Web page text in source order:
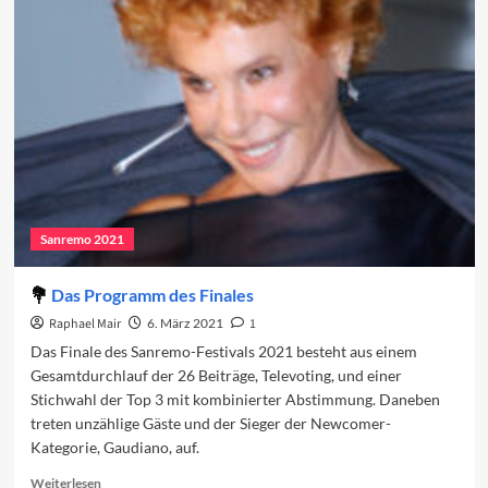
auf
Sanremo 2021
Das Programm des Finales
Raphael Mair 6. März 2021
1
Das Finale des Sanremo-Festivals 2021 besteht aus einem
Gesamtdurchlauf der 26 Beiträge, Televoting, und einer
Stichwahl der Top 3 mit kombinierter Abstimmung. Daneben
treten unzählige Gäste und der Sieger der Newcomer-
Kategorie, Gaudiano, auf.
WeiterlesenRead